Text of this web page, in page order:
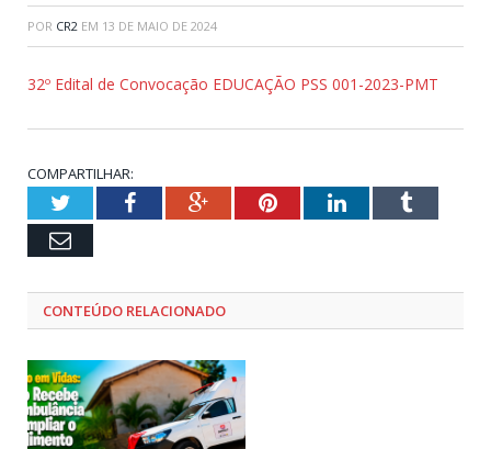
POR CR2 EM 13 DE MAIO DE 2024
32º Edital de Convocação EDUCAÇÃO PSS 001-2023-PMT
COMPARTILHAR:
TwitterFacebookGoogle+PinterestLinkedInTumblr
Email
CONTEÚDO RELACIONADO